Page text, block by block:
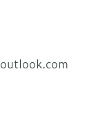
outlook.com